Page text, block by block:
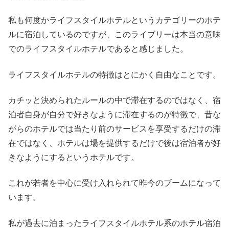
私も何度かライフスタイルホテルというカテゴリーのホテ
ルに宿泊しているのですが、このライブリーは本当の意味
でのライフスタイルホテルであると感じました。
ライフスタイルホテルの特徴はとにかく自由なことです。
カチッと決められたルールの中で滞在するのではなく、宿
泊者自身が自分で好きなように滞在するのが特徴で、昔な
がらのホテルでは当たり前のサービスを享受するだけの滞
在ではなく、ホテルは場を提供するだけで後は宿泊者が好
きなようにするというホテルです。
これが若者を中心に受け入れられて昨今のブームになって
います。
私が過去に泊まったライフスタイルホテル系のホテル宿泊